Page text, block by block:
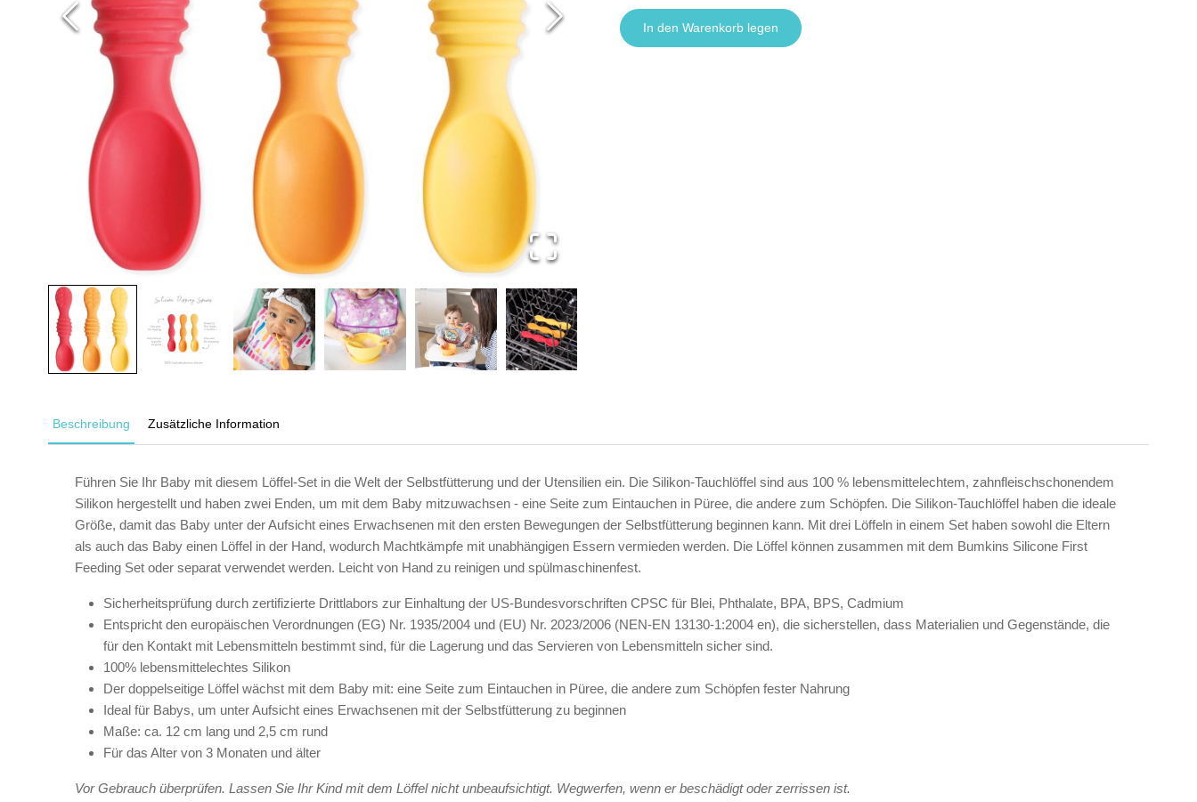
In den Warenkorb legen
Beschreibung Zusätzliche Information
Führen Sie Ihr Baby mit diesem Löffel-Set in die Welt der Selbstfütterung und der Utensilien ein. Die Silikon-Tauchlöffel sind aus 100 % lebensmittelechtem, zahnfleischschonendem
Silikon hergestellt und haben zwei Enden, um mit dem Baby mitzuwachsen - eine Seite zum Eintauchen in Püree, die andere zum Schöpfen. Die Silikon-Tauchlöffel haben die ideale
Größe, damit das Baby unter der Aufsicht eines Erwachsenen mit den ersten Bewegungen der Selbstfütterung beginnen kann. Mit drei Löffeln in einem Set haben sowohl die Eltern
als auch das Baby einen Löffel in der Hand, wodurch Machtkämpfe mit unabhängigen Essern vermieden werden. Die Löffel können zusammen mit dem Bumkins Silicone First
Feeding Set oder separat verwendet werden. Leicht von Hand zu reinigen und spülmaschinenfest.
Sicherheitsprüfung durch zertifizierte Drittlabors zur Einhaltung der US-Bundesvorschriften CPSC für Blei, Phthalate, BPA, BPS, Cadmium
Entspricht den europäischen Verordnungen (EG) Nr. 1935/2004 und (EU) Nr. 2023/2006 (NEN-EN 13130-1:2004 en), die sicherstellen, dass Materialien und Gegenstände, die
für den Kontakt mit Lebensmitteln bestimmt sind, für die Lagerung und das Servieren von Lebensmitteln sicher sind.
100% lebensmittelechtes Silikon
Der doppelseitige Löffel wächst mit dem Baby mit: eine Seite zum Eintauchen in Püree, die andere zum Schöpfen fester Nahrung
Ideal für Babys, um unter Aufsicht eines Erwachsenen mit der Selbstfütterung zu beginnen
Maße: ca. 12 cm lang und 2,5 cm rund
Für das Alter von 3 Monaten und älter
Vor Gebrauch überprüfen. Lassen Sie Ihr Kind mit dem Löffel nicht unbeaufsichtigt. Wegwerfen, wenn er beschädigt oder zerrissen ist.